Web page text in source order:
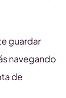
guardar
navegando
de